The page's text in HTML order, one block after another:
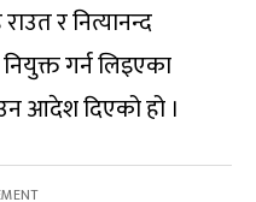
र नित्यानन्द
गर्न लिइएका
आदेश दिएको हो ।